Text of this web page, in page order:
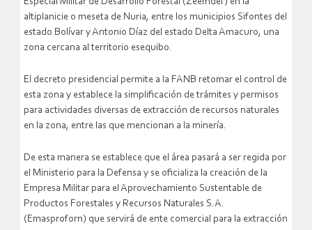
decreto presidencial para la creación de la Zona Económica
Especial Militar de Desarrollo Forestal (Zeemdef) en la
altiplanicie o meseta de Nuria, entre los municipios Sifontes del
estado Bolívar y Antonio Díaz del estado Delta Amacuro, una
El decreto presidencial permite a la FANB retomar el control de
esta zona y establece la simplificación de trámites y permisos
para actividades diversas de extracción de recursos naturales
De esta manera se establece que el área pasará a ser regida por
el Ministerio para la Defensa y se oficializa la creación de la
Empresa Militar para el Aprovechamiento Sustentable de
Productos Forestales y Recursos Naturales S.A.